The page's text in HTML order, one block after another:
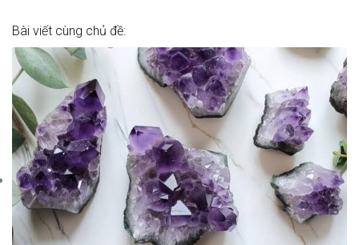
Bài viết cùng chủ đề: